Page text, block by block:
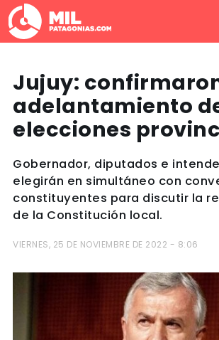
Jujuy:
adelantamiento
elecciones
Gobernador, diputados e
elegirán en simultáneo con
constituyentes para discutir la
de la Constitución local.
VIERNES, 25 DE NOVIEMBRE DE 2022 - 8:06